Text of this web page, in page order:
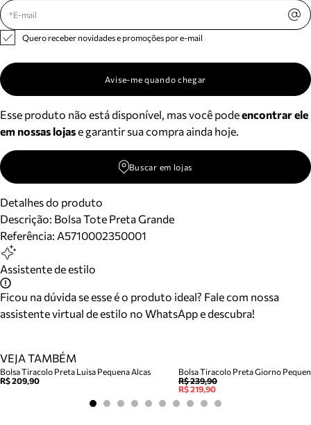
Quero receber novidades e promoções por e-mail
Avise-me quando chegar
Esse produto não está disponível, mas você podeencontrar ele
em nossas lojase garantir sua compra ainda hoje.
Buscar em lojas
Detalhes do produto
Descrição: Bolsa Tote Preta Grande
Referência: A5710002350001
Assistente de estilo
Ficou na dúvida se esse é o produto ideal? Fale com nossa
assistente virtual de estilo no WhatsApp e descubra!
VEJA TAMBÉM
Bolsa Tiracolo Preta Luisa Pequena Alcas
R$ 209,90
Bolsa Tiracolo Preta Giorno
R$ 239,90
R$ 219,90